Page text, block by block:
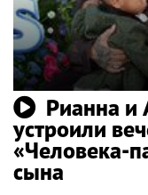
Рианна и
устроили
«Человека-
сына